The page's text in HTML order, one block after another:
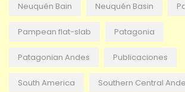
Neuquén Bain Neuquén Basin
Pampean flat-slab Patagonia
Patagonian Andes Publicaciones
South America Southern Central